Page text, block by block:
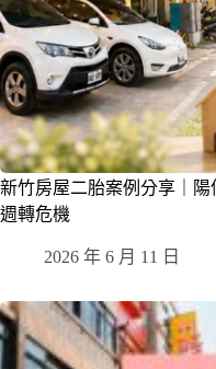
新竹房屋二胎案例分享｜
週轉危機
2026 年 6 月 11 日